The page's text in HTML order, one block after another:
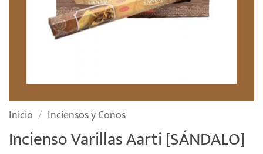
Inicio / Inciensos y Conos
Incienso Varillas Aarti [SÁNDALO]